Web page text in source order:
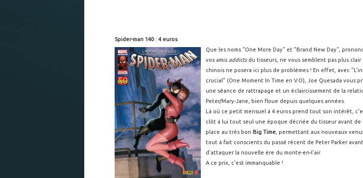
Spider-man 140 : 4 euros
Que les noms "One More Day" et "Brand New Day",
vos amis addictsdu tisseurs, ne vous semblent pas plus clair
chinois ne posera ici plus de problèmes ! En effet, avec
crucial" (One Moment In Time en V.O), Joe Quesada vous
une séance de rattrapage et un éclaircissement de la
Peter/Mary-Jane, bien floue depuis quelques années.
Là où ce petit mensuel à 4 euros prend tout son intérêt,
clôt à lui tout seul une époque décriée du tisseur avant de
place au très bon Big Time , permettant aux nouveaux
tout à fait conscients du passé récent de Peter Parker avant
d'attaquer la nouvelle ère du monte-en-l'air.
A ce prix, c'est immanquable !